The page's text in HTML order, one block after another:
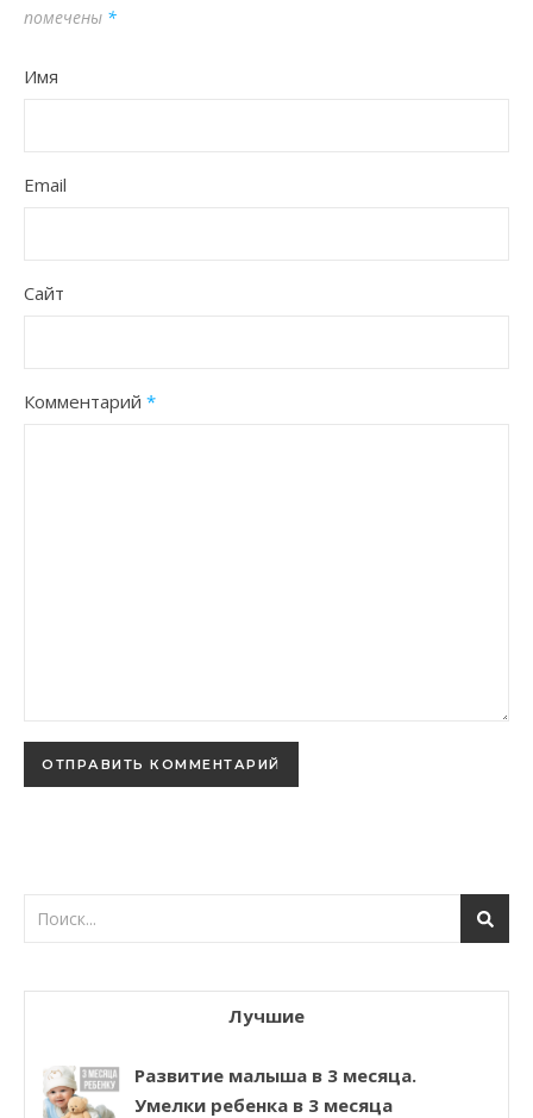
помечены *
Имя
Email
Сайт
Комментарий *
Лучшие
Развитие малыша в 3 месяца.
Умелки ребенка в 3 месяца